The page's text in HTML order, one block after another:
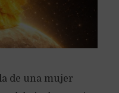
de una mujer